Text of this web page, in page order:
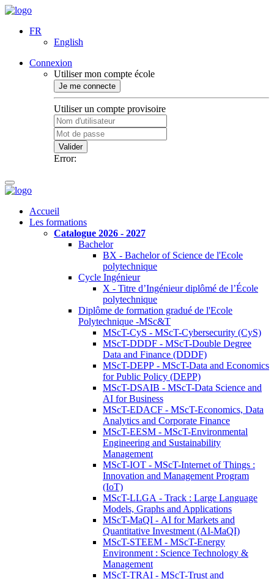
FR
English
Connexion
Utiliser mon compte école
Je me connecte
Utiliser un compte provisoire
Valider
Error:
Accueil
Les formations
Catalogue 2026 - 2027
Bachelor
BX - Bachelor of Science de l'Ecole
polytechnique
Cycle Ingénieur
X - Titre d’Ingénieur diplômé de l’École
polytechnique
Diplôme de formation gradué de l'Ecole
Polytechnique -MSc&T
MScT-CyS - MScT-Cybersecurity (CyS)
MScT-DDDF - MScT-Double Degree
Data and Finance (DDDF)
MScT-DEPP - MScT-Data and Economics
for Public Policy (DEPP)
MScT-DSAIB - MScT-Data Science and
AI for Business
MScT-EDACF - MScT-Economics, Data
Analytics and Corporate Finance
MScT-EESM - MScT-Environmental
Engineering and Sustainability
Management
MScT-IOT - MScT-Internet of Things :
Innovation and Management Program
(IoT)
MScT-LLGA - Track : Large Language
Models, Graphs and Applications
MScT-MaQI - AI for Markets and
Quantitative Investment (AI-MaQI)
MScT-STEEM - MScT-Energy
Environment : Science Technology &
Management
MScT-TRAI - MScT-Trust and